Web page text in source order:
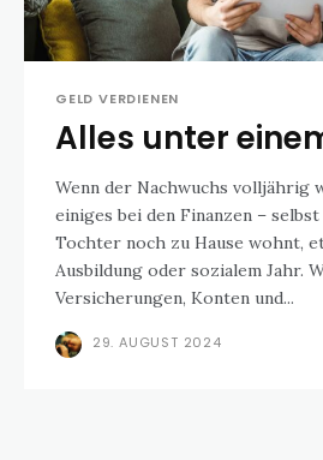
GELD VERDIENEN
Alles unter
Wenn der Nachwuchs volljährig
einiges bei den Finanzen –
Tochter noch zu Hause wohnt,
Ausbildung oder sozialem Jahr.
Versicherungen, Konten und...
29. AUGUST 2024